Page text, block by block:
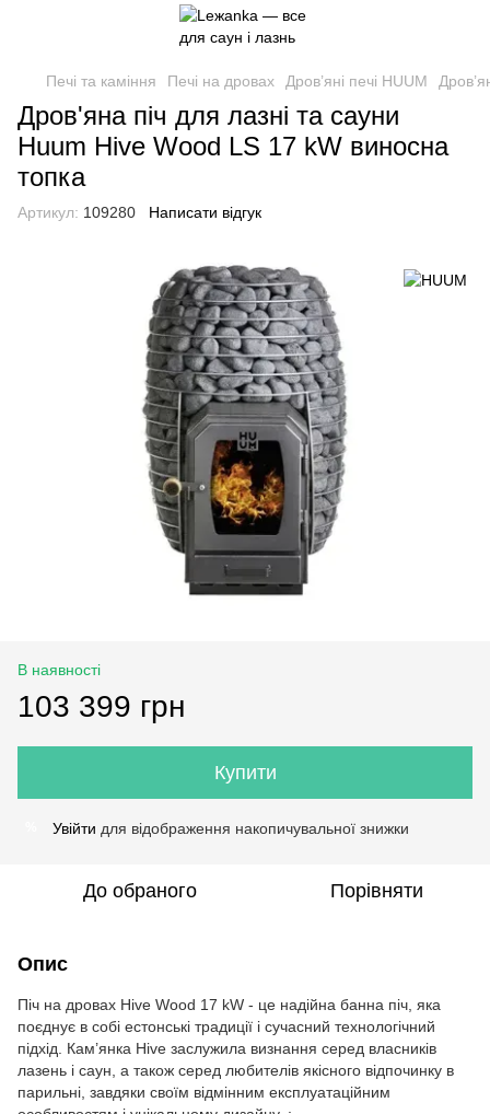
Печі та каміння Печі на дровах Дров’яні печі HUUM
Дров'яна піч для лазні та сауни
Huum Hive Wood LS 17 kW виносна
топка
Артикул: 109280 Написати відгук
В наявності
103 399 грн
Купити
Увійти для відображення накопичувальної знижки
До обраного Порівняти
Опис
Піч на дровах Hive Wood 17 kW - це надійна банна піч, яка
поєднує в собі естонські традиції і сучасний технологічний
підхід. Кам’янка Hive заслужила визнання серед власників
лазень і саун, а також серед любителів якісного відпочинку в
парильні, завдяки своїм відмінним експлуатаційним